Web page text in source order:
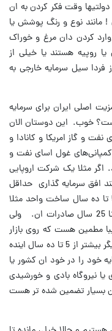
وقت فکر کردن به ان
! مانند نوع و رنگ پوشش یا
کردن دان مرغ و خوراک
روپیه هستند یا خیلی از
فردا سیل سرمایه خارجی به
اصلی ایران برای سرمایه
خوب. این دوستان الان
و گاز امریکا و کانادا و
کمپانی‌های غول اسای نفت و
اگر مثلا یک شرکت اروپایی
افق سرمایه گذاری حداقل
بین 25 تا سی سال را باید در نظر بگیرد. 5 تا ده سال ساخت واحد مثلا
مایع کردن گاز یا تجهیز میدان نفتی و 20 تا 25 سال صادرات ان. ولی
مطمین هست که روی بازار
نفت دنیا و سوددهی قطعی ان نمی تواند دیگر بیشتر از 5 تا ده سال اینده
خود را در خود ان کشور یا
یا نیروگاه بادی و خورشیدی
بسیار تضمین شده تر هست